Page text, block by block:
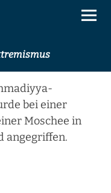
bei einer
Moschee in
angegriffen.